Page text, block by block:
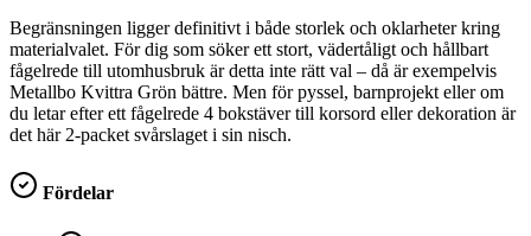
Begränsningen ligger definitivt i både storlek och oklarheter kring
materialvalet. För dig som söker ett stort, vädertåligt och hållbart
fågelrede till utomhusbruk är detta inte rätt val – då är exempelvis
Metallbo Kvittra Grön bättre. Men för pyssel, barnprojekt eller om
du letar efter ett fågelrede 4 bokstäver till korsord eller dekoration är
det här 2-packet svårslaget i sin nisch.
Fördelar